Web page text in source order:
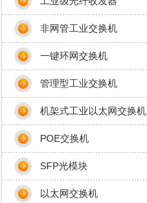
非网管工业交换机
一键环网交换机
管理型工业交换机
机架式工业以太网交换机
POE交换机
SFP光模块
以太网交换机